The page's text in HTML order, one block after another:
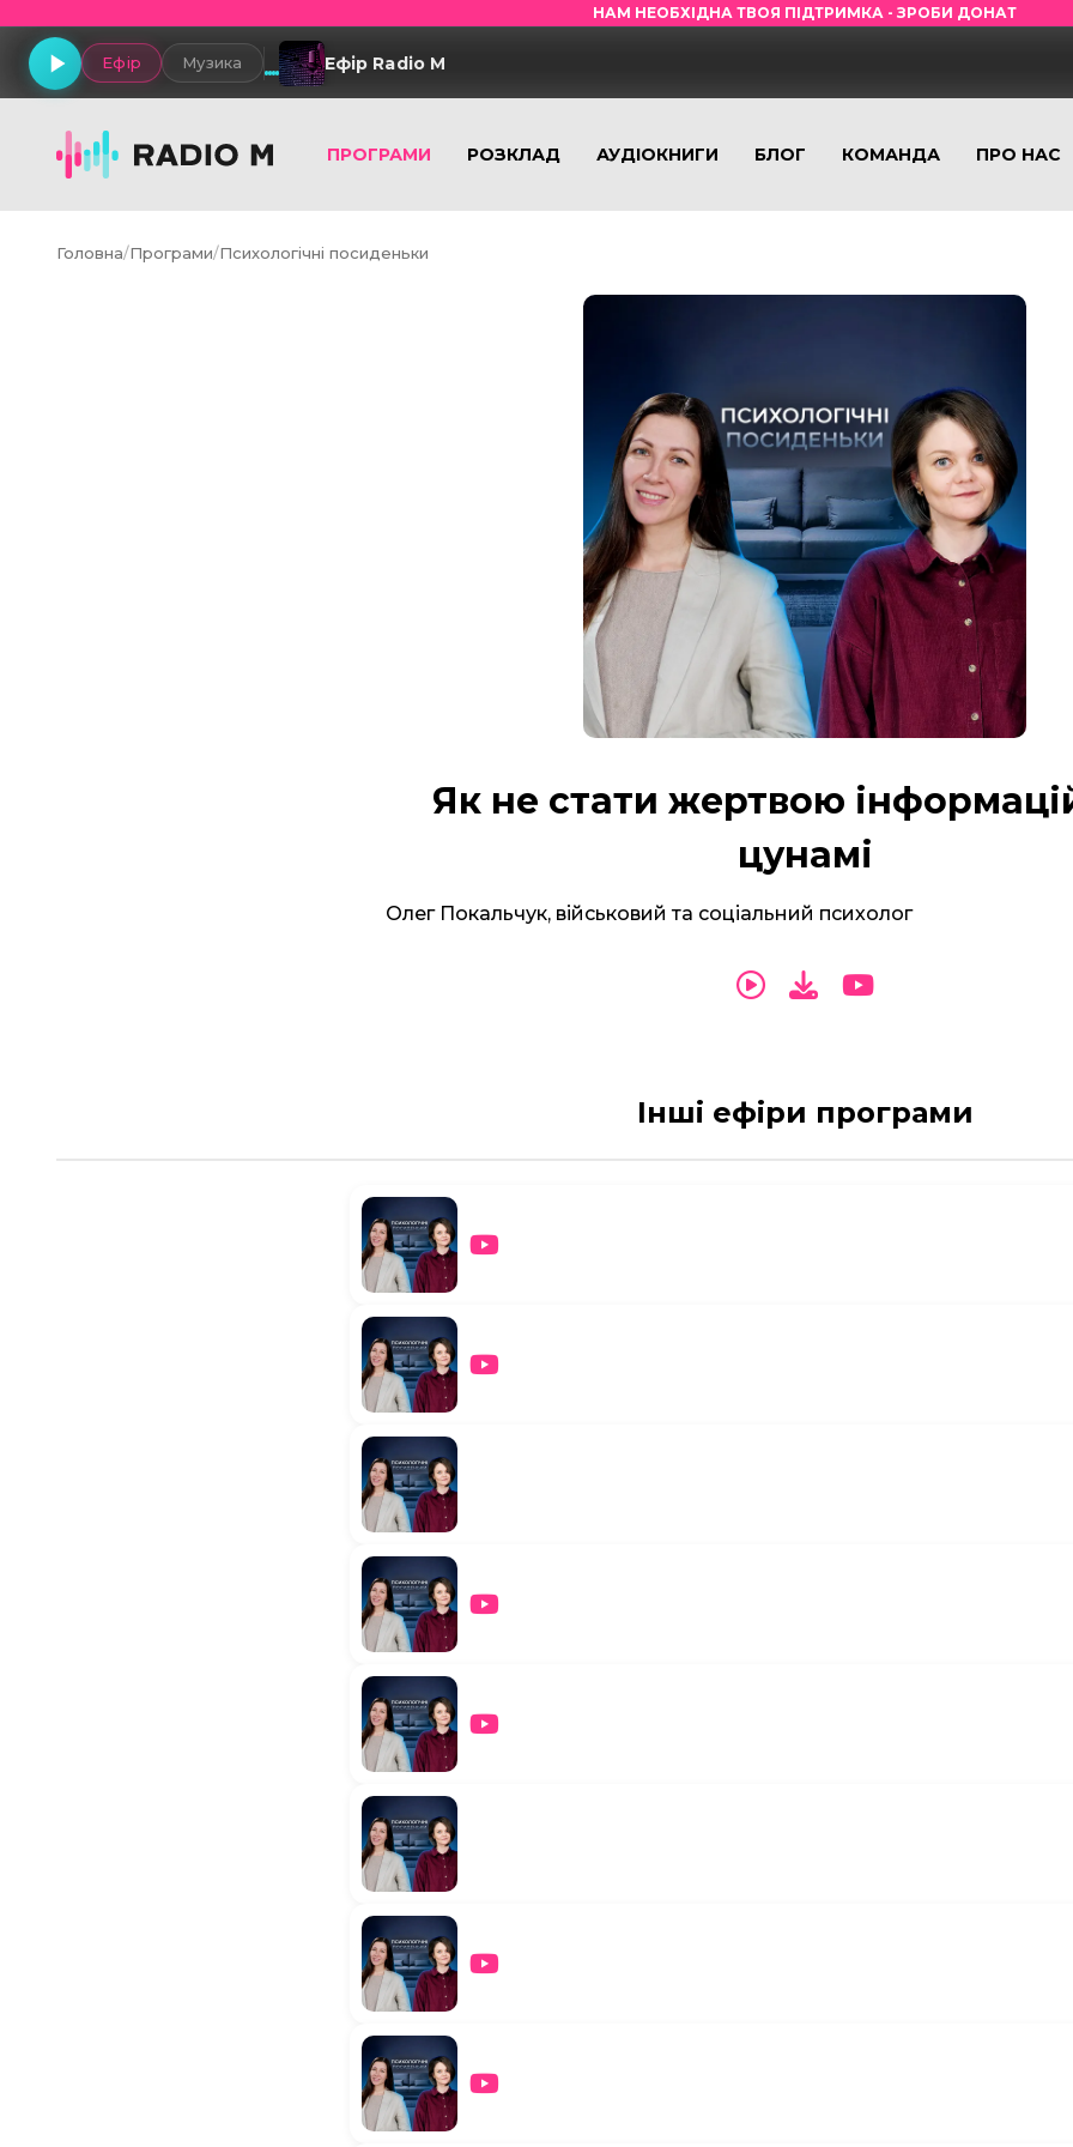
НАМ НЕОБХІДНА ТВОЯ ПІДТРИМКА - ЗРОБИ ДОНАТ
Ефір Музика Ефір Radio M
ПРОГРАМИ РОЗКЛАД АУДІОКНИГИ БЛОГ КОМАНДА ПРО НАС
Головна/Програми/Психологічні посиденьки
Як не стати жертвою
цунамі
Олег Покальчук, військовий та соціальний психолог
Інші ефіри програми